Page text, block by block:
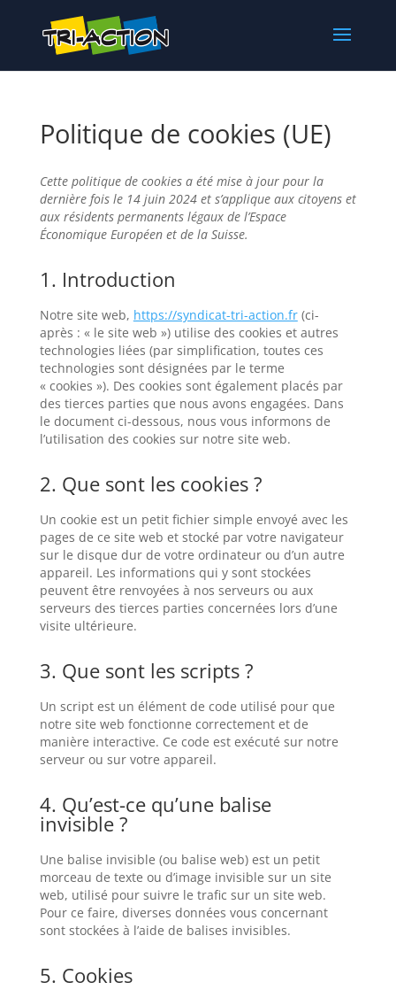
Politique de cookies (UE)
Cette politique de cookies a été mise à jour pour la
dernière fois le 14 juin 2024 et s’applique aux citoyens et
aux résidents permanents légaux de l’Espace
Économique Européen et de la Suisse.
1. Introduction
Notre site web, https://syndicat-tri-action.fr(ci-
après : « le site web ») utilise des cookies et autres
technologies liées (par simplification, toutes ces
technologies sont désignées par le terme
« cookies »). Des cookies sont également placés par
des tierces parties que nous avons engagées. Dans
le document ci-dessous, nous vous informons de
l’utilisation des cookies sur notre site web.
2. Que sont les cookies ?
Un cookie est un petit fichier simple envoyé avec les
pages de ce site web et stocké par votre navigateur
sur le disque dur de votre ordinateur ou d’un autre
appareil. Les informations qui y sont stockées
peuvent être renvoyées à nos serveurs ou aux
serveurs des tierces parties concernées lors d’une
visite ultérieure.
3. Que sont les scripts ?
Un script est un élément de code utilisé pour que
notre site web fonctionne correctement et de
manière interactive. Ce code est exécuté sur notre
serveur ou sur votre appareil.
4. Qu’est-ce qu’une balise
invisible ?
Une balise invisible (ou balise web) est un petit
morceau de texte ou d’image invisible sur un site
web, utilisé pour suivre le trafic sur un site web.
Pour ce faire, diverses données vous concernant
sont stockées à l’aide de balises invisibles.
5. Cookies